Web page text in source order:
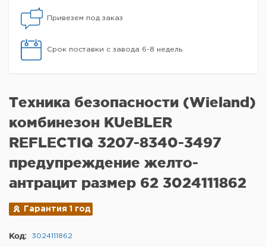
Привезем под заказ
Срок поставки с завода 6-8 недель
Техника безопасности (Wieland)
комбинезон KUeBLER
REFLECTIQ 3207-8340-3497
предупреждение желто-
антрацит размер 62 3024111862
Гарантия 1 год
Код: 3024111862